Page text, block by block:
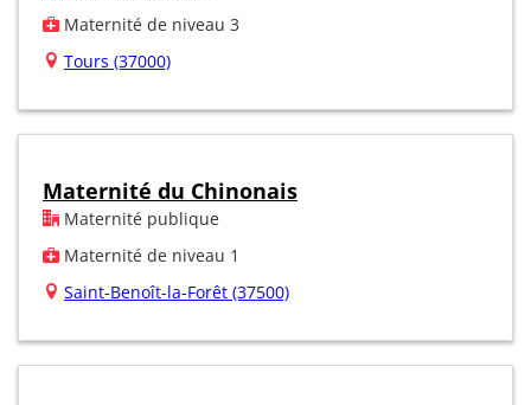
Maternité de niveau 3
Tours (37000)
Maternité du Chinonais
Maternité publique
Maternité de niveau 1
Saint-Benoît-la-Forêt (37500)